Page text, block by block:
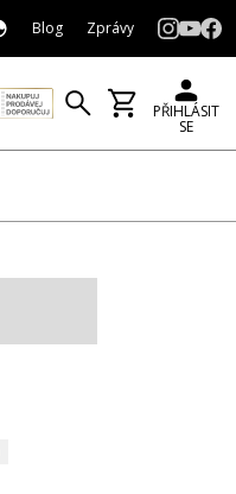
Blog Zprávy
PŘIHLÁSIT
SE